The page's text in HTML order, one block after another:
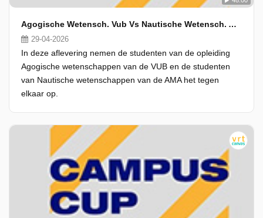
Agogische Wetensch. Vub Vs Nautische Wetensch. Ama
29-04-2026
In deze aflevering nemen de studenten van de opleiding
Agogische wetenschappen van de VUB en de studenten
van Nautische wetenschappen van de AMA het tegen
elkaar op.